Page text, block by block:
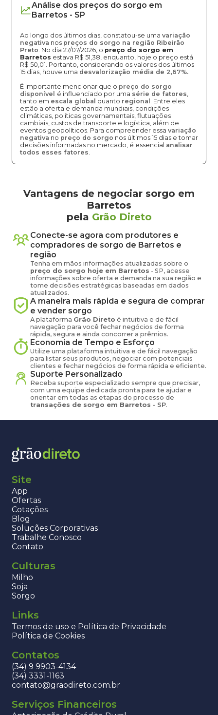
Análise dos preços do sorgo em
Barretos - SP
Ao longo dos últimos dias, constatou-se uma variação
negativa nos preços do sorgo na região Ribeirão
Preto. No dia 27/07/2026, o preço do sorgo em
Barretos estava R$ 51,38, enquanto, hoje o preço está
R$ 50,01. Portanto, considerando os valores dos últimos
15 dias, houve uma desvalorização média de 2,67%.
É importante mencionar que o preço do sorgo
disponível é influenciado por uma série de fatores,
tanto em escala global quanto regional . Entre eles
estão a oferta e demanda mundiais, condições
climáticas, políticas governamentais, flutuações
cambiais, custos de transporte e logística, além de
eventos geopolíticos. Para compreender essa variação
negativa no preço do sorgo nos últimos 15 dias e tomar
decisões informadas no mercado, é essencial analisar
todos esses fatores.
Vantagens de negociar sorgo em
Barretos
pela Grão Direto
Conecte-se agora com produtores e
compradores de sorgo de Barretos e
região
Tenha em mãos informações atualizadas sobre o
preço do sorgo hoje em Barretos - SP, acesse
informações sobre oferta e demanda na sua região e
tome decisões estratégicas baseadas em dados
atualizados.
A maneira mais rápida e segura de comprar
e vender sorgo
A plataforma Grão Direto é intuitiva e de fácil
navegação para você fechar negócios de forma
rápida, segura e ainda concorrer a prêmios.
Economia de Tempo e Esforço
Utilize uma plataforma intuitiva e de fácil navegação
para listar seus produtos, negociar com potenciais
clientes e fechar negócios de forma rápida e eficiente.
Suporte Personalizado
Receba suporte especializado sempre que precisar,
com uma equipe dedicada pronta para te ajudar e
orientar em todas as etapas do processo de
transações de sorgo em Barretos - SP.
Site
App
Ofertas
Cotações
Blog
Soluções Corporativas
Trabalhe Conosco
Contato
Culturas
Milho
Soja
Sorgo
Links
Termos de uso e Política de Privacidade
Política de Cookies
Contatos
(34) 9 9903-4134
(34) 3331-1163
contato@graodireto.com.br
Serviços Financeiros